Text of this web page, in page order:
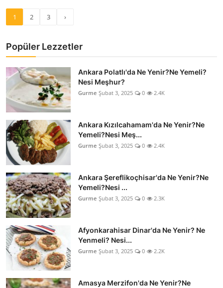
1 2 3 ›
Popüler Lezzetler
Ankara Polatlı'da Ne Yenir?Ne Yemeli?
Nesi Meşhur?
Gurme Şubat 3, 2025 0 2.4K
Ankara Kızılcahamam'da Ne Yenir?Ne
Yemeli?Nesi Meş...
Gurme Şubat 3, 2025 0 2.4K
Ankara Şereflikoçhisar'da Ne Yenir?Ne
Yemeli?Nesi ...
Gurme Şubat 3, 2025 0 2.3K
Afyonkarahisar Dinar'da Ne Yenir? Ne
Yenmeli? Nesi...
Gurme Şubat 3, 2025 0 2.2K
Amasya Merzifon'da Ne Yenir?Ne